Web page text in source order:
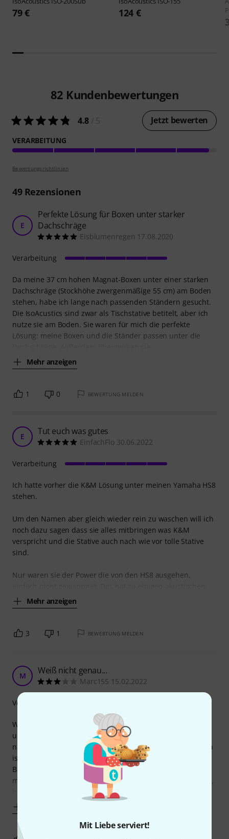
Mit Liebe serviert!
79 € 124 €
82 Kundenbewertungen
4.8 Jetzt bewerten
VERARBEITUNG
Bewertungsrichtlinien
49Rezensionen
E
Perfekte Lösung für Boxen unter starker
Dachschräge
Eisblumenregen 17.08.2020
Da meine 37 cm hohen Magnat-Boxen unter einer starken
Dachschräge (Stockhöhe zwergenmäßige 55 cm) am Boden
stehen, habe ich lange nach passenden Ständern gesucht.
Die IsoAcustics sind zwar als Tischstative betitelt, aber ich
nutze sie am Boden. Sie waren für mich die perfekte
Lösung: meine Boxen und die Ständer passen unter die
Mehr anzeigen
Verarbeitung
1 0 BEWERTUNG MELDEN
E Tut euch was gutes
EinfachFlo 30.06.2022
Ich hatte vorher die K&M Lösung unter meinen Yamaha HS8
stehen.
Um den Namen aber gleich wieder rein zu waschen will ich
noch dazu sagen dass sie alles mitbringen was K&M
verspricht und die Stative auch nach wie vor tolle Stative
sind.
Nur waren sie der Power die von den HS8 ausgehen,
Mehr anzeigen
Verarbeitung
3 1 BEWERTUNG MELDEN
M Weiß nicht genau...
Marc155 15.02.2022
Wenn die IsoAcoustics etwas bringen, dann nur minimal
und das ist schwer festzustellen, da ein AB Vergleich
natürlich immer mit einer kleinen Umbaupause verbunden
ist. Ich habe relativ große Midfield Monitore, die bis in den
Bassbereich spielen, auf kleinen Nahfeldmonitoren kann
man den Effect der IsoAcoustics bestimmt vernachlässigen,
beaonders, wenn man sie mit
Verarbeitung